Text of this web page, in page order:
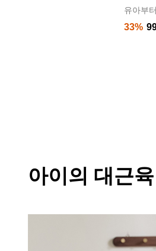
유아부
33%
아이의 대근